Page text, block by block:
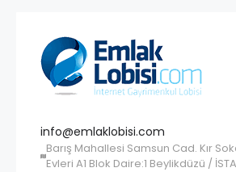
info@emlaklobisi.com
Barış Mahallesi Samsun Cad. Kır
Evleri A1 Blok Daire:1 Beylikdüzü /